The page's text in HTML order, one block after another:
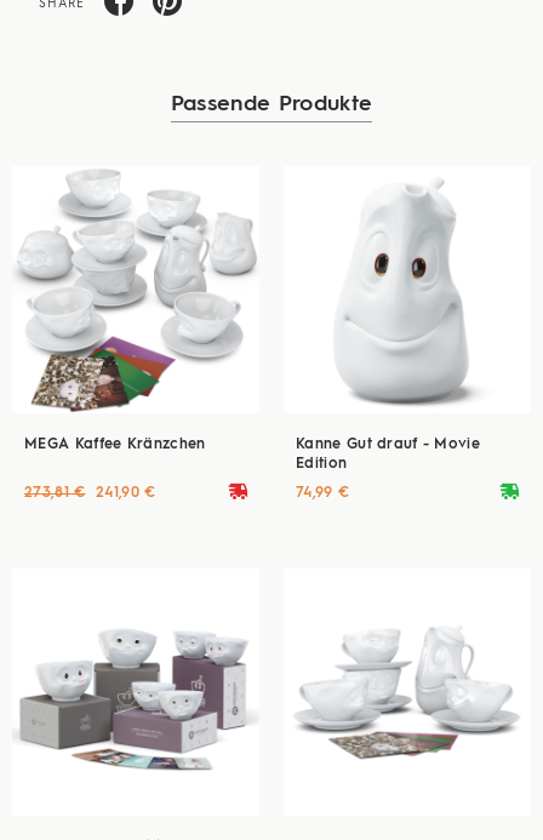
SHARE
Passende Produkte
MEGA Kaffee Kränzchen
deliveryvan
273,81 € 241,90 €
Kanne Gut drauf - Movie
Edition
deliveryvan
74,99 €